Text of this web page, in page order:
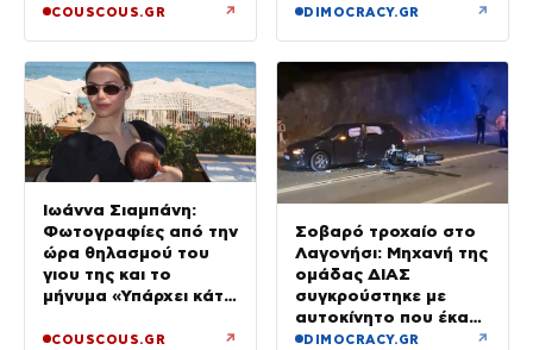
COUSCOUS.GR ↗ DIMOCRACY.GR ↗
Ιωάννα Σιαμπάνη:
Φωτογραφίες από την
ώρα θηλασμού του
γιου της και το
μήνυμα «Υπάρχει κάτι
αργές μέρες»
COUSCOUS.GR ↗
Σοβαρό τροχαίο στο
Λαγονήσι: Μηχανή της
ομάδας ΔΙΑΣ
συγκρούστηκε με
αυτοκίνητο που έκανε
αναστροφή – Δύο
DIMOCRACY.GR ↗